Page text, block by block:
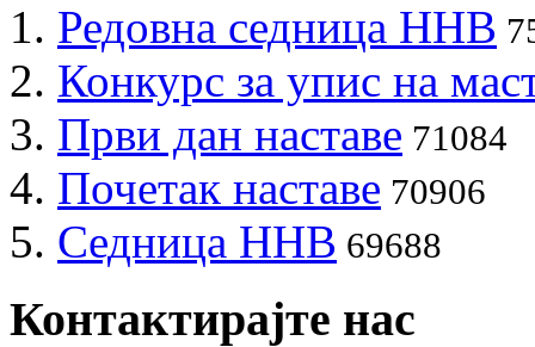
Редовна седница ННВ
Конкурс за упис на
Први дан наставе 71084
Почетак наставе 70906
Седница ННВ 69688
Контактирајте нас